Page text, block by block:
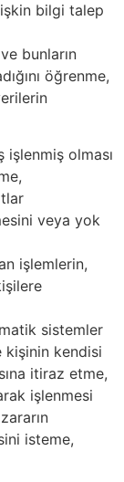
bilgi talep
bunların
öğrenme,
olması
veya yok
işlemlerin,
sistemler
kişinin kendisi
itiraz etme,
işlenmesi
isteme,